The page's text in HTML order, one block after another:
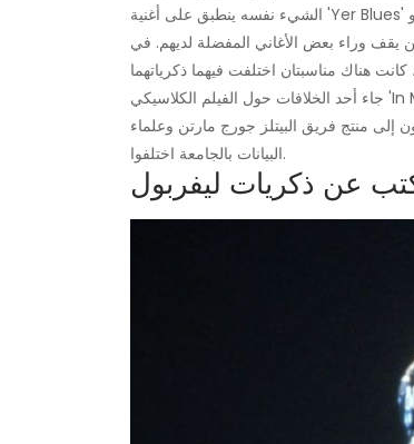
يقف وراء بعض الأغاني المفضلة لديهم. في
منتج فريق البيتلز جورج مارتن وعلماء
البيانات بالجامعة اختلفوا.